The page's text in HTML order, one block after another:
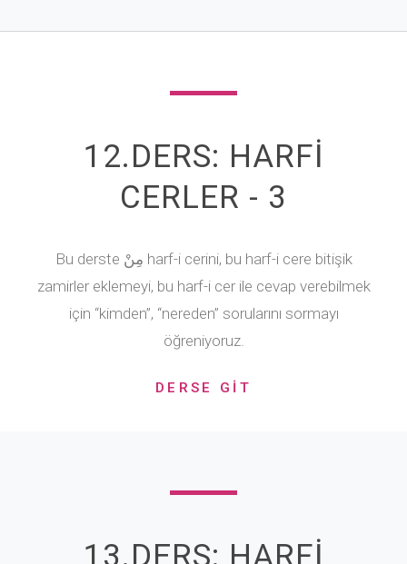
12.DERS: HARFİ
CERLER - 3
Bu derste مِنْ harf-i cerini, bu harf-i cere bitişik
zamirler eklemeyi, bu harf-i cer ile cevap verebilmek
için “kimden”, “nereden” sorularını sormayı
öğreniyoruz.
DERSE GİT